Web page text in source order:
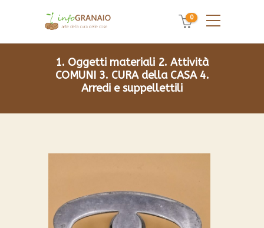
0
1. Oggetti materiali 2. Attività
COMUNI 3. CURA della CASA 4.
Arredi e suppellettili